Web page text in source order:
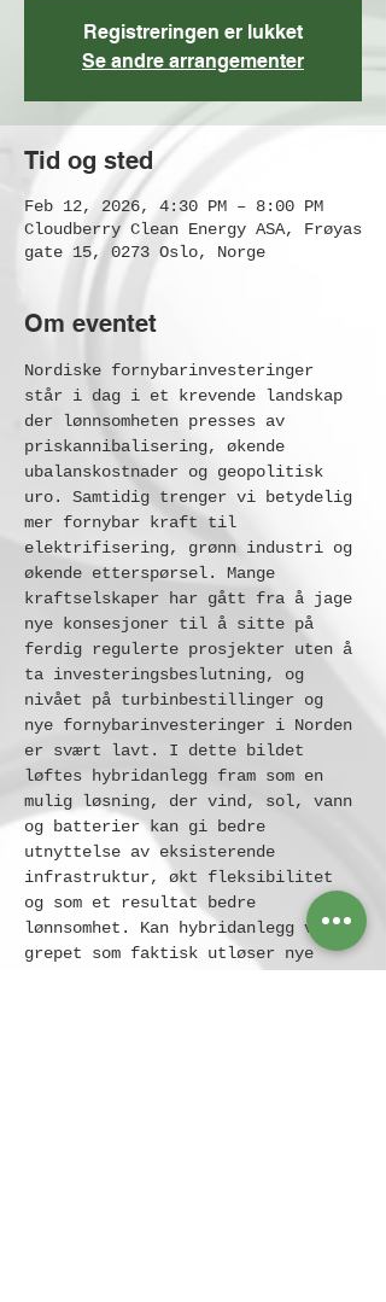
Registreringen er lukket
Se andre arrangementer
Tid og sted
Feb 12, 2026, 4:30 PM – 8:00 PM
Cloudberry Clean Energy ASA, Frøyas
gate 15, 0273 Oslo, Norge
Om eventet
Nordiske fornybarinvesteringer
står i dag i et krevende landskap
der lønnsomheten presses av
priskannibalisering, økende
ubalanskostnader og geopolitisk
uro. Samtidig trenger vi betydelig
mer fornybar kraft til
elektrifisering, grønn industri og
økende etterspørsel. Mange
kraftselskaper har gått fra å jage
nye konsesjoner til å sitte på
ferdig regulerte prosjekter uten å
ta investeringsbeslutning, og
nivået på turbinbestillinger og
nye fornybarinvesteringer i Norden
er svært lavt. I dette bildet
løftes hybridanlegg fram som en
mulig løsning, der vind, sol, vann
og batterier kan gi bedre
utnyttelse av eksisterende
infrastruktur, økt fleksibilitet
og som et resultat bedre
lønnsomhet. Kan hybridanlegg være
grepet som faktisk utløser nye